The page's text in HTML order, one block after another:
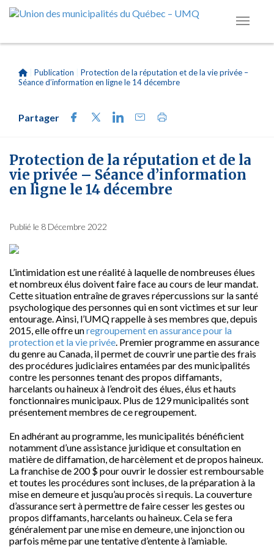
Publication
Protection de la réputation et de la vie privée –
Séance d’information en ligne le 14 décembre
Partager
Protection de la réputation et de la
vie privée – Séance d’information
en ligne le 14 décembre
Publié le 8 Décembre 2022
L’intimidation est une réalité à laquelle de nombreuses élues
et nombreux élus doivent faire face au cours de leur mandat.
Cette situation entraîne de graves répercussions sur la santé
psychologique des personnes qui en sont victimes et sur leur
entourage. Ainsi, l’UMQ rappelle à ses membres que, depuis
2015, elle offre unregroupement en assurance pour la
protection et la vie privée. Premier programme en assurance
du genre au Canada, il permet de couvrir une partie des frais
des procédures judiciaires entamées par des municipalités
contre les personnes tenant des propos diffamants,
harcelants ou haineux à l’endroit des élues, élus et hauts
fonctionnaires municipaux. Plus de 129 municipalités sont
présentement membres de ce regroupement.
En adhérant au programme, les municipalités bénéficient
notamment d’une assistance juridique et consultation en
matière de diffamation, de harcèlement et de propos haineux.
La franchise de 200 $ pour ouvrir le dossier est remboursable
et toutes les procédures sont incluses, de la préparation à la
mise en demeure et jusqu’au procès si requis. La couverture
d’assurance sert à permettre de faire cesser les gestes ou
propos diffamants, harcelants ou haineux. Cela se fera
généralement par une mise en demeure, une injonction ou
parfois même par une tentative d’entente à l’amiable.